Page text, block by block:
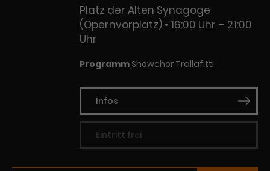
Platz der Alten Synagoge
(Opernvorplatz)
16:00 Uhr – 21:00
Uhr
Programm Showchor Trallafitti
Infos
Eintritt frei